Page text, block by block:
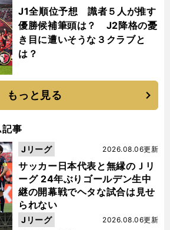
J1全順位予想 識者５人が推す
優勝候補筆頭は？ J2降格の憂
き目に遭いそうな３クラブと
は？
もっと見る
事
サッカー日本代表と無縁のＪリ
ーグ 24年ぶりゴールデン生中
継の開幕戦でヘタな試合は見せ
られない
2026.08.06更新
Jリーグ
2026.08.06更新
Jリーグ